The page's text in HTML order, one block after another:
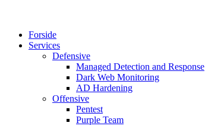
Forside
Services
Defensive
Managed Detection and Response
Dark Web Monitoring
AD Hardening
Offensive
Pentest
Purple Team